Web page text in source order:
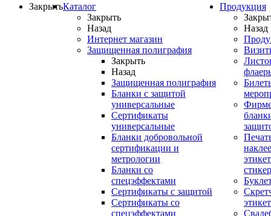
ЗакрытьКаталог
Закрыть
Назад
Интернет магазин
Защищенная полиграфия
Закрыть
Назад
Защищенная полиграфия
Бланки с защитой
универсальные
Сертификаты
универсальные
Бланки добровольной
сертификации и
метрологии
Бланки со
спецэффектами
Сертификаты с защитой
Сертификаты со
спецэффектами
Продукция
Назад